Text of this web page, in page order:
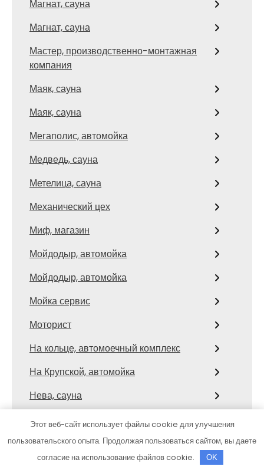
Магнат, сауна
Магнат, сауна
Мастер, производственно-монтажная
компания
Маяк, сауна
Маяк, сауна
Мегаполис, автомойка
Медведь, сауна
Метелица, сауна
Механический цех
Миф, магазин
Мойдодыр, автомойка
Мойдодыр, автомойка
Мойка сервис
Моторист
На кольце, автомоечный комплекс
На Крупской, автомойка
Нева, сауна
Нега, банно-оздоровительный
Ниагара, сауна
Этот веб-сайт использует файлы cookie для улучшения
пользовательского опыта. Продолжая пользоваться сайтом, вы даете
согласие на использование файлов cookie.
OK